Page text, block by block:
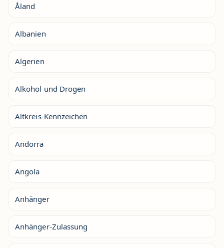
Åland
Albanien
Algerien
Alkohol und Drogen
Altkreis-Kennzeichen
Andorra
Angola
Anhänger
Anhänger-Zulassung